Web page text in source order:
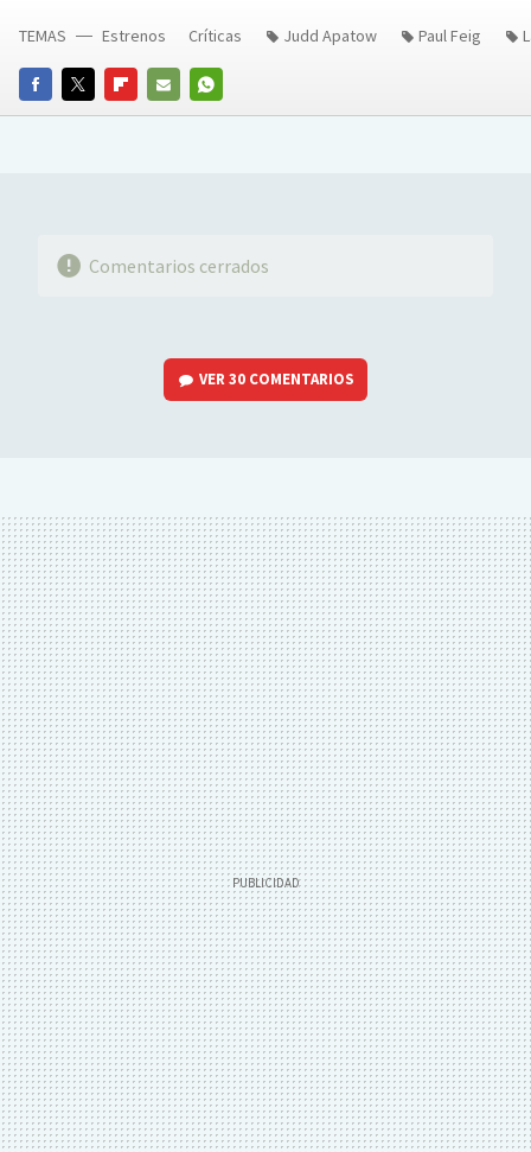
FACEBOOKTWITTERFLIPBOARD
E-
WHATSAPP
TEMAS Estrenos Críticas Judd Apatow Paul Feig
Comentarios cerrados
VER30 COMENTARIOS